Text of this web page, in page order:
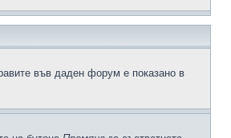
във даден форум е показано в